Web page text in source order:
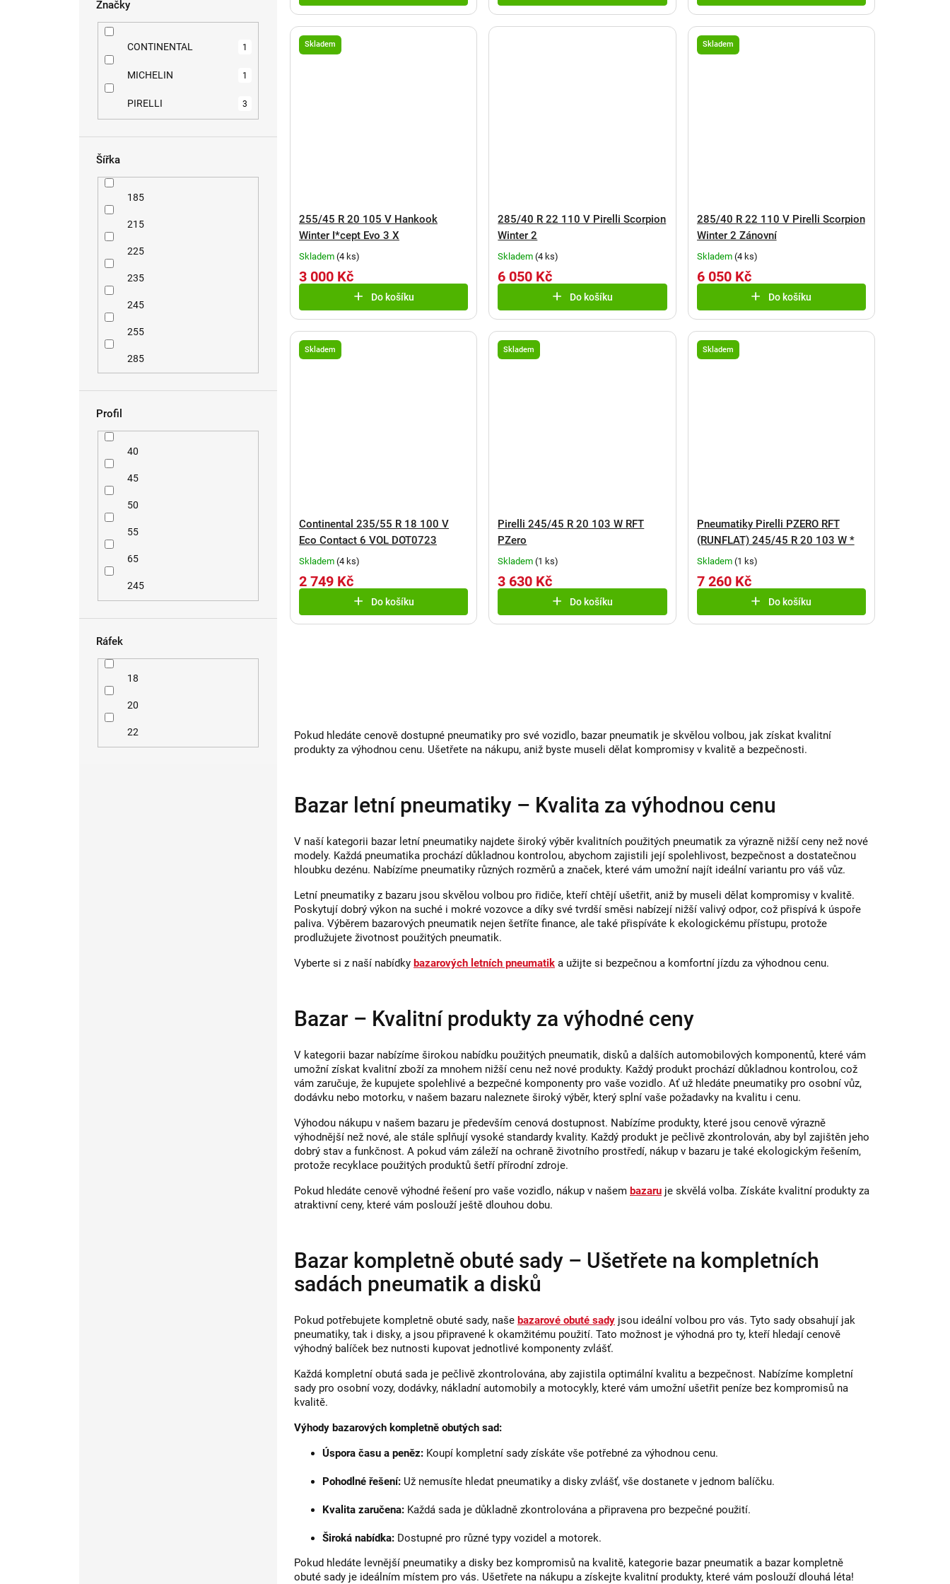
Značky
CONTINENTAL 1
MICHELIN 1
PIRELLI 3
Šířka
185
215
225
235
245
255
285
Profil
40
45
50
55
65
245
Ráfek
18
20
22
ů
Skladem
255/45 R 20 105 V Hankook
Winter I*cept Evo 3 X
Skladem (4 ks)
3 000 Kč
Do košíku
285/40 R 22 110 V Pirelli Scorpion
Winter 2
Skladem(4 ks)
6 050 Kč
Do košíku
Skladem
285/40 R 22 110 V Pirelli Scorpion
Winter 2 Zánovní
Skladem (4 ks)
6 050 Kč
Do košíku
Skladem
Continental 235/55 R 18 100 V
Eco Contact 6 VOL DOT0723
Skladem (4 ks)
2 749 Kč
Do košíku
Skladem
Pirelli 245/45 R 20 103 W RFT
PZero
Skladem(1 ks)
3 630 Kč
Do košíku
Skladem
Pneumatiky Pirelli PZERO RFT
(RUNFLAT) 245/45 R 20 103 W *
Skladem (1 ks)
7 260 Kč
Do košíku
d
a
p
v
k
y
v
ý
i
u
Pokud hledáte cenově dostupné pneumatiky pro své vozidlo, bazar pneumatik je skvělou volbou, jak získat kvalitní
produkty za výhodnou cenu. Ušetřete na nákupu, aniž byste museli dělat kompromisy v kvalitě a bezpečnosti.
Bazar letní pneumatiky – Kvalita za výhodnou cenu
V naší kategorii bazar letní pneumatiky najdete široký výběr kvalitních použitých pneumatik za výrazně nižší ceny než nové
modely. Každá pneumatika prochází důkladnou kontrolou, abychom zajistili její spolehlivost, bezpečnost a dostatečnou
hloubku dezénu. Nabízíme pneumatiky různých rozměrů a značek, které vám umožní najít ideální variantu pro váš vůz.
Letní pneumatiky z bazaru jsou skvělou volbou pro řidiče, kteří chtějí ušetřit, aniž by museli dělat kompromisy v kvalitě.
Poskytují dobrý výkon na suché i mokré vozovce a díky své tvrdší směsi nabízejí nižší valivý odpor, což přispívá k úspoře
paliva. Výběrem bazarových pneumatik nejen šetříte finance, ale také přispíváte k ekologickému přístupu, protože
prodlužujete životnost použitých pneumatik.
Vyberte si z naší nabídky bazarových letních pneumatik a užijte si bezpečnou a komfortní jízdu za výhodnou cenu.
Bazar – Kvalitní produkty za výhodné ceny
V kategorii bazar nabízíme širokou nabídku použitých pneumatik, disků a dalších automobilových komponentů, které vám
umožní získat kvalitní zboží za mnohem nižší cenu než nové produkty. Každý produkt prochází důkladnou kontrolou, což
vám zaručuje, že kupujete spolehlivé a bezpečné komponenty pro vaše vozidlo. Ať už hledáte pneumatiky pro osobní vůz,
dodávku nebo motorku, v našem bazaru naleznete široký výběr, který splní vaše požadavky na kvalitu i cenu.
Výhodou nákupu v našem bazaru je především cenová dostupnost. Nabízíme produkty, které jsou cenově výrazně
výhodnější než nové, ale stále splňují vysoké standardy kvality. Každý produkt je pečlivě zkontrolován, aby byl zajištěn jeho
dobrý stav a funkčnost. A pokud vám záleží na ochraně životního prostředí, nákup v bazaru je také ekologickým řešením,
protože recyklace použitých produktů šetří přírodní zdroje.
Pokud hledáte cenově výhodné řešení pro vaše vozidlo, nákup v našem bazaru je skvělá volba. Získáte kvalitní produkty za
atraktivní ceny, které vám poslouží ještě dlouhou dobu.
Bazar kompletně obuté sady – Ušetřete na kompletních
sadách pneumatik a disků
Pokud potřebujete kompletně obuté sady, naše bazarové obuté sady jsou ideální volbou pro vás. Tyto sady obsahují jak
pneumatiky, tak i disky, a jsou připravené k okamžitému použití. Tato možnost je výhodná pro ty, kteří hledají cenově
výhodný balíček bez nutnosti kupovat jednotlivé komponenty zvlášť.
Každá kompletní obutá sada je pečlivě zkontrolována, aby zajistila optimální kvalitu a bezpečnost. Nabízíme kompletní
sady pro osobní vozy, dodávky, nákladní automobily a motocykly, které vám umožní ušetřit peníze bez kompromisů na
kvalitě.
Výhody bazarových kompletně obutých sad:
Úspora času a peněz: Koupí kompletní sady získáte vše potřebné za výhodnou cenu.
Pohodlné řešení: Už nemusíte hledat pneumatiky a disky zvlášť, vše dostanete v jednom balíčku.
Kvalita zaručena: Každá sada je důkladně zkontrolována a připravena pro bezpečné použití.
Široká nabídka: Dostupné pro různé typy vozidel a motorek.
Pokud hledáte levnější pneumatiky a disky bez kompromisů na kvalitě, kategorie bazar pneumatik a bazar kompletně
obuté sady je ideálním místem pro vás. Ušetřete na nákupu a získejte kvalitní produkty, které vám poslouží dlouhá léta!